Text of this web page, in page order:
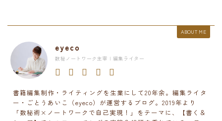
ABOUT ME
eyeco
数秘ノートワーク主宰 | 編集ライター
書籍編集制作・ライティングを生業にして20年余。編集ライタ
ー・ごとうあいこ（eyeco）が運営するブログ。2019年より
「数秘術×ノートワークで自己実現！」をテーマに、【書く＆